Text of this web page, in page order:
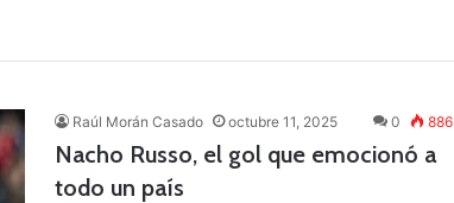
Raúl Morán Casado octubre 11, 2025 0 886
Nacho Russo, el gol que emocionó a
todo un país